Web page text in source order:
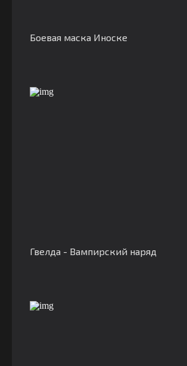
Боевая маска Иноске
Гвелда - Вампирский наряд